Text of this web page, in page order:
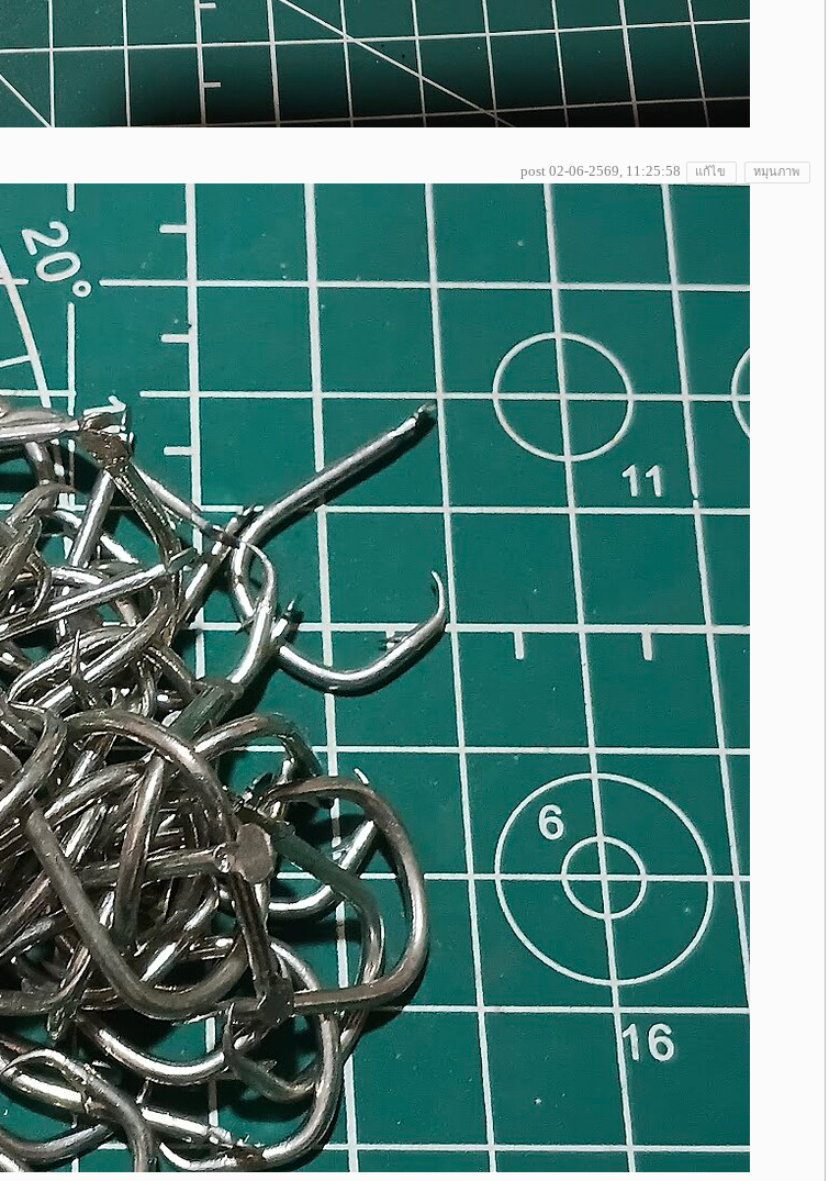
post 02-06-2569, 11:25:58 แก้ไข หมุนภาพ